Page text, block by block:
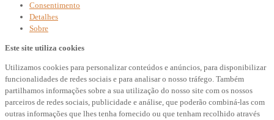
Consentimento
Detalhes
Sobre
Este site utiliza cookies
Utilizamos cookies para personalizar conteúdos e anúncios, para disponibilizar
funcionalidades de redes sociais e para analisar o nosso tráfego. Também
partilhamos informações sobre a sua utilização do nosso site com os nossos
parceiros de redes sociais, publicidade e análise, que poderão combiná-las com
outras informações que lhes tenha fornecido ou que tenham recolhido através